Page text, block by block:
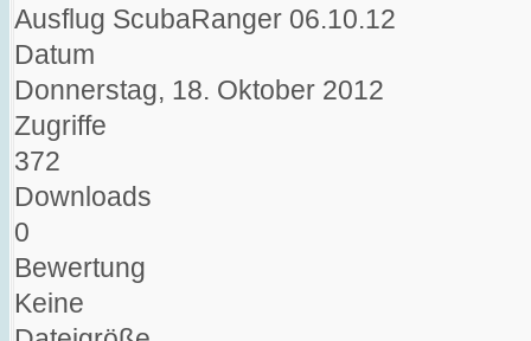
Ausflug ScubaRanger 06.10.12
Datum
Donnerstag, 18. Oktober 2012
Zugriffe
372
Downloads
0
Bewertung
Keine